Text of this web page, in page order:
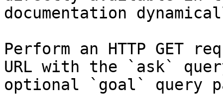
documentation
Perform an HTTP GET
URL with the `ask`
optional `goal` query